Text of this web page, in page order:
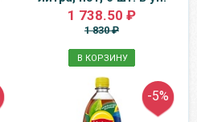
1 738.50 ₽
1 830 ₽
В КОРЗИНУ
-5%